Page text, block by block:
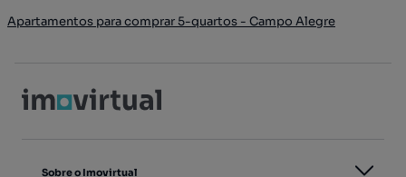
Apartamentos para comprar 5-quartos - Campo Alegre
Sobre o Imovirtual